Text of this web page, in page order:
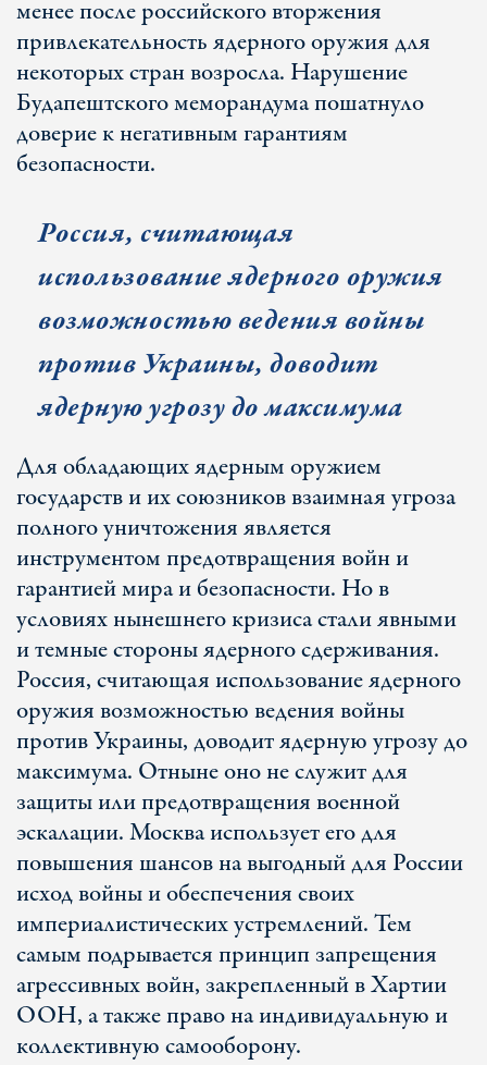
менее после российского вторжения
привлекательность ядерного оружия для
некоторых стран возросла. Нарушение
Будапештского меморандума пошатнуло
доверие к негативным гарантиям
безопасности.
Россия, считающая
использование ядерного оружия
возможностью ведения войны
против Украины, доводит
ядерную угрозу до максимума
Для обладающих ядерным оружием
государств и их союзников взаимная угроза
полного уничтожения является
инструментом предотвращения войн и
гарантией мира и безопасности. Но в
условиях нынешнего кризиса стали явными
и темные стороны ядерного сдерживания.
Россия, считающая использование ядерного
оружия возможностью ведения войны
против Украины, доводит ядерную угрозу до
максимума. Отныне оно не служит для
защиты или предотвращения военной
эскалации. Москва использует его для
повышения шансов на выгодный для России
исход войны и обеспечения своих
империалистических устремлений. Тем
самым подрывается принцип запрещения
агрессивных войн, закрепленный в Хартии
ООН, а также право на индивидуальную и
коллективную самооборону.